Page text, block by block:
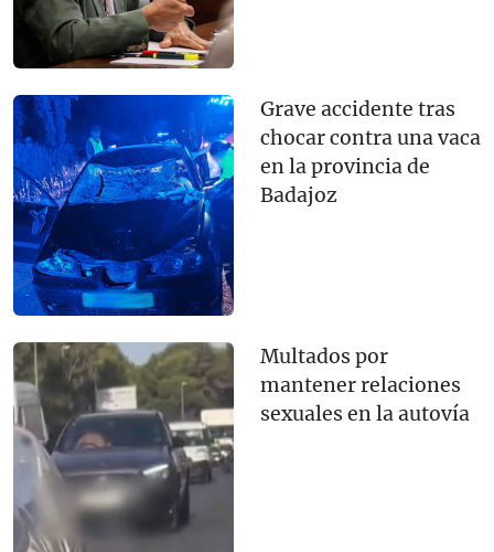
Grave accidente tras
chocar contra una vaca
en la provincia de
Badajoz
Multados por
mantener relaciones
sexuales en la autovía